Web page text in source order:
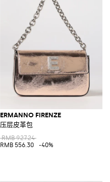
ERMANNO FIRENZE
压层皮革包
RMB 927.24
RMB 556.30
-40%